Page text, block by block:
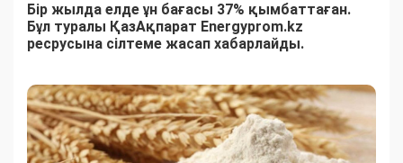
Бір жылда елде ұн бағасы 37% қымбаттаған.
Бұл туралы ҚазАқпарат Energyprom.kz
ресрусына сілтеме жасап хабарлайды.